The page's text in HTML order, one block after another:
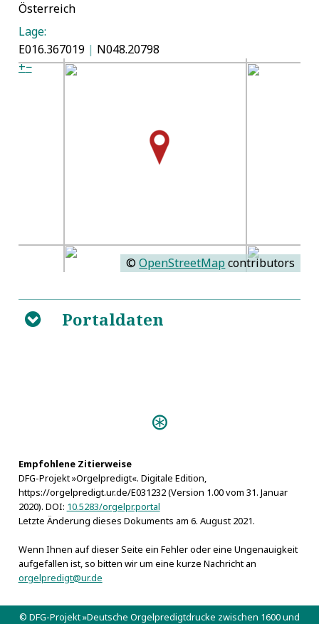
Österreich
Lage:
E016.367019 | N048.20798
+−
©OpenStreetMap contributors
B Portaldaten
Vivum Dei Organum
Orgeln:
Wien, Michaelerkirche, Johann David-Sieber-Orgel
1714
Empfohlene Zitierweise
DFG-Projekt »Orgelpredigt«. Digitale Edition,
https://orgelpredigt.ur.de/E031232 (Version 1.00 vom 31. Januar
2020). DOI: 10.5283/orgelpr.portal
Letzte Änderung dieses Dokuments am 6. August 2021.
Wenn Ihnen auf dieser Seite ein Fehler oder eine Ungenauigkeit
aufgefallen ist, so bitten wir um eine kurze Nachricht an
orgelpredigt@ur.de
© DFG-Projekt »Deutsche Orgelpredigtdrucke zwischen 1600 und